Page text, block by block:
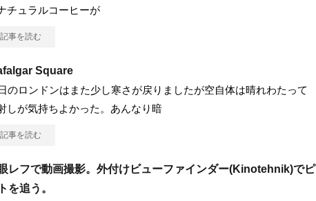
チュラルコーヒーが
記事を読む
Square
のロンドンはまた少し寒さが戻りましたが空自体は晴れわたって
しが気持ちよかった。あんなり暗
記事を読む
レフで動画撮影。外付けビューファインダー(Kinotehnik)でピ
を追う。